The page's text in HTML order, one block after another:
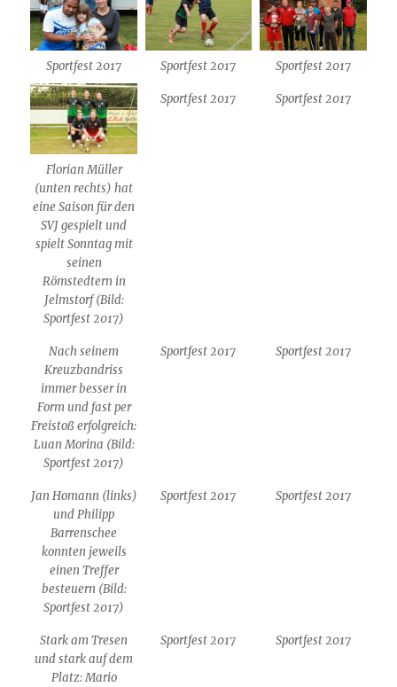
Sportfest 2017 Sportfest 2017 Sportfest 2017
Florian Müller
(unten rechts) hat
eine Saison für den
SVJ gespielt und
spielt Sonntag mit
seinen
Römstedtern in
Jelmstorf (Bild:
Sportfest 2017)
Sportfest 2017 Sportfest 2017
Nach seinem
Kreuzbandriss
immer besser in
Form und fast per
Freistoß erfolgreich:
Luan Morina (Bild:
Sportfest 2017)
Sportfest 2017 Sportfest 2017
Jan Homann (links)
und Philipp
Barrenschee
konnten jeweils
einen Treffer
besteuern (Bild:
Sportfest 2017)
Sportfest 2017 Sportfest 2017
Stark am Tresen
und stark auf dem
Platz: Mario
Sportfest 2017 Sportfest 2017